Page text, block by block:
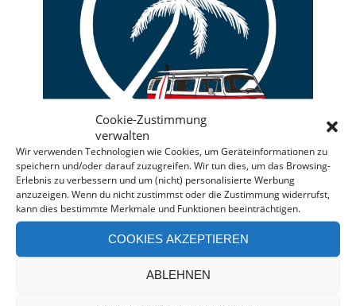
Cookie-Zustimmung
verwalten
Wir verwenden Technologien wie Cookies, um Geräteinformationen zu
speichern und/oder darauf zuzugreifen. Wir tun dies, um das Browsing-
Erlebnis zu verbessern und um (nicht) personalisierte Werbung
anzuzeigen. Wenn du nicht zustimmst oder die Zustimmung widerrufst,
kann dies bestimmte Merkmale und Funktionen beeinträchtigen.
COOKIES AKZEPTIEREN
ABLEHNEN
Deine individuelle Beratung bei der Campermiete
in Deutschland und Europa.
Bei einer Anfrage über diesen Banner erhältst Du